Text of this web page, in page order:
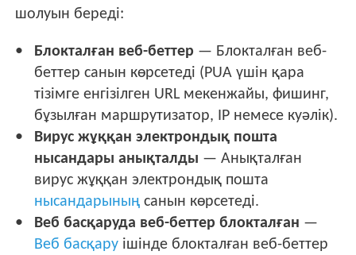
шолуын береді:
Блокталған веб-беттер — Блокталған веб-
беттер санын көрсетеді (PUA үшін қара
тізімге енгізілген URL мекенжайы, фишинг,
бұзылған маршрутизатор, IP немесе куәлік).
Вирус жұққан электрондық пошта
нысандары анықталды — Анықталған
вирус жұққан электрондық пошта
нысандарының санын көрсетеді.
Веб басқаруда веб-беттер блокталған —
Веб басқару ішінде блокталған веб-беттер